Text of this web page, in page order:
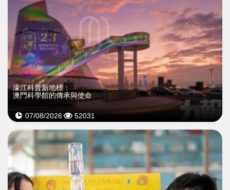
濠江科普新地標：
澳門科學館的傳承與使命
07/08/2026 52031